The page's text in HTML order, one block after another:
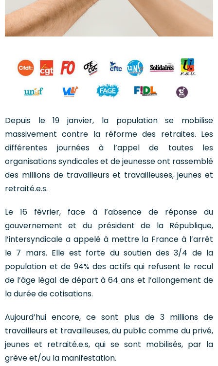
Depuis le 19 janvier, la population se mobilise
massivement contre la réforme des retraites. Les
différentes journées à l’appel de toutes les
organisations syndicales et de jeunesse ont rassemblé
des millions de travailleurs et travailleuses, jeunes et
retraité.e.s.
Le 16 février, face à l’absence de réponse du
gouvernement et du président de la République,
l’intersyndicale a appelé à mettre la France à l’arrêt
le 7 mars. Elle est forte du soutien des 3/4 de la
population et de 94% des actifs qui refusent le recul
de l’âge légal de départ à 64 ans et l’allongement de
la durée de cotisations.
Aujourd’hui encore, ce sont plus de 3 millions de
travailleurs et travailleuses, du public comme du privé,
jeunes et retraité.e.s, qui se sont mobilisés, par la
grève et/ou la manifestation.